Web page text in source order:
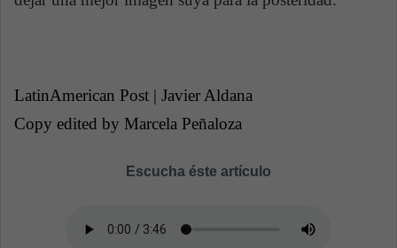
LatinAmerican Post | Javier Aldana
Copy edited by Marcela Peñaloza
Escucha éste artículo